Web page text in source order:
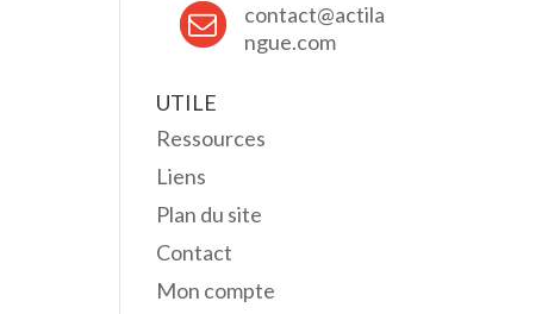
contact@actila
ngue.com
UTILE
Ressources
Liens
Plan du site
Contact
Mon compte